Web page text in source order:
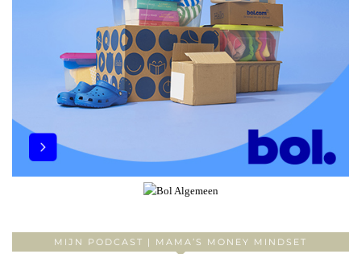
MIJN PODCAST | MAMA’S MONEY MINDSET